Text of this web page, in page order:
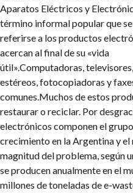
Aparatos Eléctricos y
término informal popular que
referirse a los productos
acercan al final de su «vida
útil».Computadoras,
estéreos, fotocopiadoras y
comunes.Muchos de estos
restaurar o reciclar. Por
electrónicos componen el
crecimiento en la Argentina y el
magnitud del problema, según
se producen anualmente en el
millones de toneladas de e-